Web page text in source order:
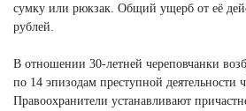
сумку или рюкзак. Общий ущерб от её
рублей.
В отношении 30-летней череповчанки
по 14 эпизодам преступной деятельности
Правоохранители устанавливают